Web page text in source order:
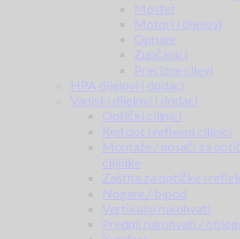
Mosfet
Motori i dijelovi
Opruge
Zupčanici
Precizne cijevi
HPA dijelovi i dodaci
Vanjski dijelovi i dodaci
Optički ciljnici
Red dot i reflexni ciljnici
Montaže / nosači za
ciljnike
Zaštita za optičke i
Nogare / bipod
Vertikalni rukohvati
Prednji rukohvati /